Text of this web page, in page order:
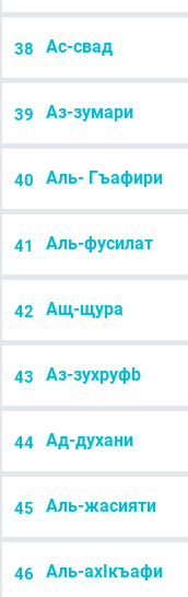
38 Ас-свад
39 Аз-зумари
40 Аль- Гъафири
41 Аль-фусилат
42 Ащ-щура
43 Аз-зухруфb
44 Ад-духани
45 Аль-жасияти
46 Аль-ахІкъафи